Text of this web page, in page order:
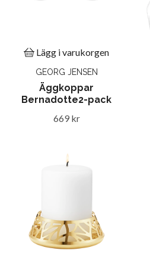
Lägg i varukorgen
GEORG JENSEN
Äggkoppar
Bernadotte2-pack
669 kr